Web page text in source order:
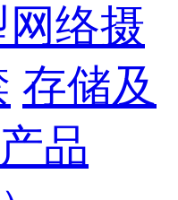
络摄
存储及
品